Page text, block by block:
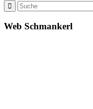
Web Schmankerl